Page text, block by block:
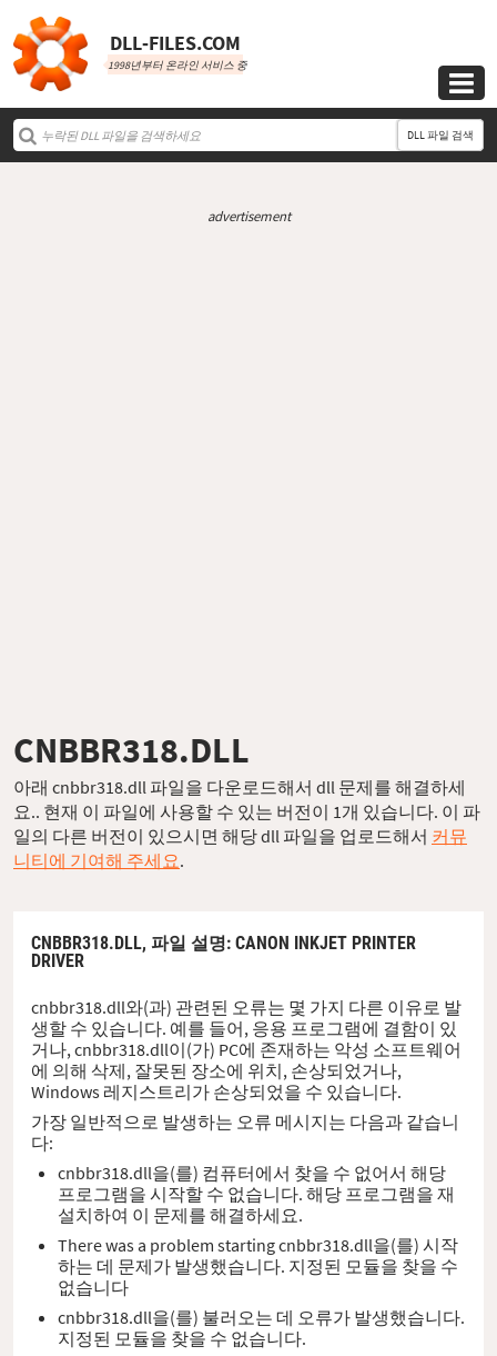
DLL‑FILES.COM
1998년부터 온라인 서비스 중

DLL 파일 검색
advertisement
CNBBR318.DLL
아래 cnbbr318.dll 파일을 다운로드해서 dll 문제를 해결하세
요.. 현재 이 파일에 사용할 수 있는 버전이 1개 있습니다. 이 파
일의 다른 버전이 있으시면 해당 dll 파일을 업로드해서 커뮤
니티에 기여해 주세요.
CNBBR318.DLL, 파일 설명: CANON INKJET PRINTER
DRIVER
cnbbr318.dll와(과) 관련된 오류는 몇 가지 다른 이유로 발
생할 수 있습니다. 예를 들어, 응용 프로그램에 결함이 있
거나, cnbbr318.dll이(가) PC에 존재하는 악성 소프트웨어
에 의해 삭제, 잘못된 장소에 위치, 손상되었거나,
Windows 레지스트리가 손상되었을 수 있습니다.
가장 일반적으로 발생하는 오류 메시지는 다음과 같습니
다:
cnbbr318.dll을(를) 컴퓨터에서 찾을 수 없어서 해당
프로그램을 시작할 수 없습니다. 해당 프로그램을 재
설치하여 이 문제를 해결하세요.
There was a problem starting cnbbr318.dll을(를) 시작
하는 데 문제가 발생했습니다. 지정된 모듈을 찾을 수
없습니다
cnbbr318.dll을(를) 불러오는 데 오류가 발생했습니다.
지정된 모듈을 찾을 수 없습니다.